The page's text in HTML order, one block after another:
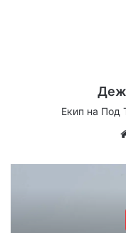
Екип на Под